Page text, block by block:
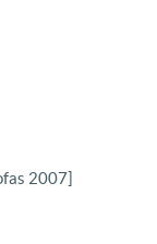
2007]